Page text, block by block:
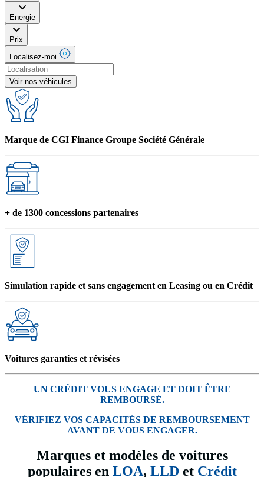
Energie
Prix
Localisez-moi
Voir nos véhicules
Marque de CGI Finance Groupe Société Générale
+ de 1300 concessions partenaires
Simulation rapide et sans engagement en Leasing ou en Crédit
Voitures garanties et révisées
UN CRÉDIT VOUS ENGAGE ET DOIT ÊTRE
REMBOURSÉ.
VÉRIFIEZ VOS CAPACITÉS DE REMBOURSEMENT
AVANT DE VOUS ENGAGER.
Marques et modèles de voitures
populaires en LOA, LLD et Crédit